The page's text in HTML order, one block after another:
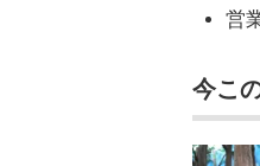
営
今こ